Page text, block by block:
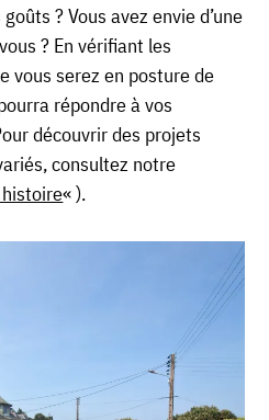
? Vous avez envie d’une
? En vérifiant les
vous serez en posture de
répondre à vos
découvrir des projets
consultez notre
« ).